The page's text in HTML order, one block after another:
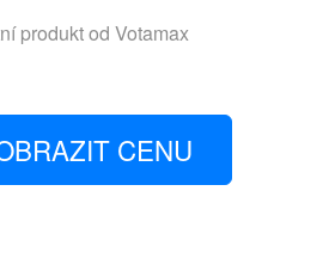
produkt od Votamax
CENU